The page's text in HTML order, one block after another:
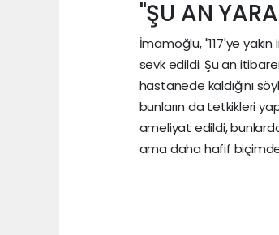
"ŞU AN
İmamoğlu, "117'ye
sevk edildi. Şu an
hastanede kaldığını
bunların da tetkikleri
ameliyat edildi,
ama daha hafif